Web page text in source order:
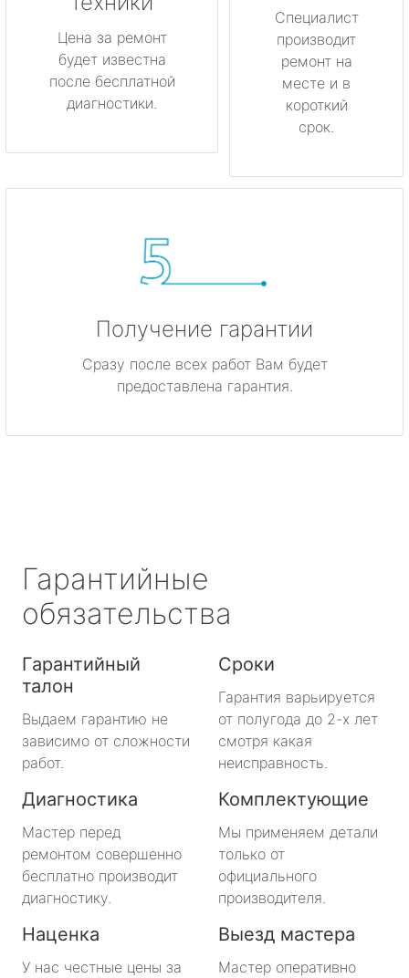
Цена за ремонт
будет известна
после бесплатной
диагностики.
Специалист
производит
ремонт на
месте и в
короткий
срок.
Получение гарантии
Сразу после всех работ Вам будет
предоставлена гарантия.
Гарантийные
обязательства
Гарантийный
талон
Выдаем гарантию не
зависимо от сложности
работ.
Сроки
Гарантия варьируется
от полугода до 2-х лет
смотря какая
неисправность.
Диагностика
Мастер перед
ремонтом совершенно
бесплатно производит
диагностику.
Комплектующие
Мы применяем детали
только от
официального
производителя.
Наценка
У нас честные цены за
Выезд мастера
Мастер оперативно